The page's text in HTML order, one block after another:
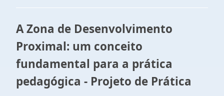
A Zona de Desenvolvimento
Proximal: um conceito
fundamental para a prática
pedagógica - Projeto de Prática